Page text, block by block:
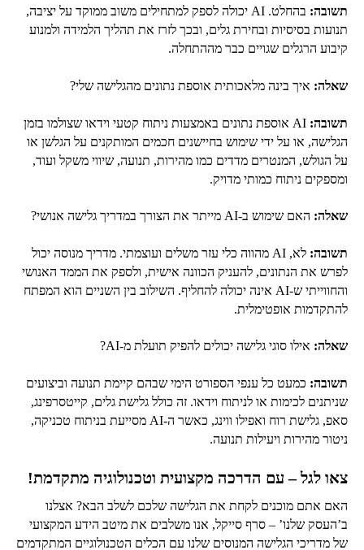
תשובה:
בהחלט. AI יכולה לספק למתחילים משוב ממוקד על יציבה,
תנועות בסיסיות ובחירת גלים, ובכך לזרז את תהליך הלמידה ולמנוע
קיבוע הרגלים שגויים כבר מההתחלה.
שאלה: איך בינה מלאכותית אוספת נתונים מהגלישה שלי?
תשובה:
AI אוספת נתונים באמצעות ניתוח קטעי וידאו שצולמו בזמן
הגלישה, או על ידי שימוש בחיישנים חכמים המותקנים על הגלשן או
על הגולש, המנטרים מדדים כמו מהירות, תנועה, שיווי משקל ועוד,
ומספקים ניתוח כמותי מדויק.
שאלה: האם שימוש ב-AI מייתר את הצורך במדריך גלישה אנושי?
תשובה:
לא, AI מהווה כלי עזר משלים ועוצמתי. מדריך מנוסה יכול
לפרש את הנתונים, להעניק הכוונה אישית, ולספק את הממד האנושי
והחווייתי ש-AI אינה יכולה להחליף. השילוב בין השניים הוא המפתח
להתקדמות אופטימלית.
שאלה: אילו סוגי גלישה יכולים להפיק תועלת מ-AI?
תשובה: כמעט כל ענפי הספורט הימי שבהם קיימת תנועה וביצועים
שניתנים לכימות או לניתוח וידאו. זה כולל גלישת גלים, קייטסרפינג,
סאפ, גלישת רוח ואפילו ווינג, כאשר ה-AI מסייעת בניתוח טכניקה,
ניטור מהירות ויעילות תנועה.
צאו לגל – עם הדרכה מקצועית וטכנולוגיה מתקדמת!
האם אתם מוכנים לקחת את הגלישה שלכם לשלב הבא? אצלנו
ב’העסק שלנו’ – סרף סייקל, אנו משלבים את מיטב הידע המקצועי
של מדריכי הגלישה המנוסים שלנו עם הכלים הטכנולוגיים המתקדמים